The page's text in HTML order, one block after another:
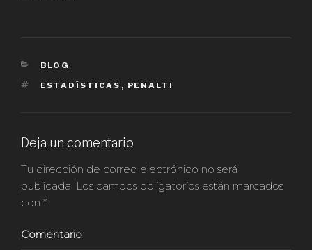
CATEGORÍAS
BLOG
ETIQUETAS
ESTADÍSTICAS , PENALTI
Deja un comentario
Tu dirección de correo electrónico no será
publicada. Los campos obligatorios están marcados
con *
Comentario